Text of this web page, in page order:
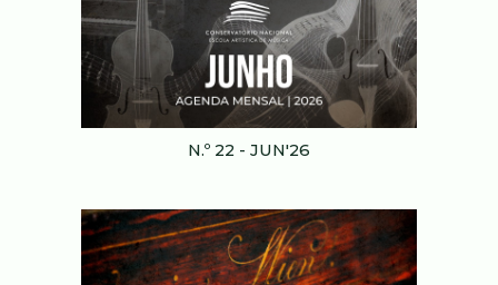
N.º 22 - JUN'26